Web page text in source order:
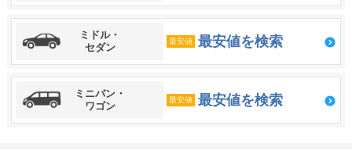
ミドル・
セダン
最安値 最安値を検索
ミニバン・
ワゴン
最安値 最安値を検索